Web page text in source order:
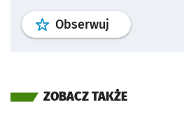
Obserwuj profil
ZOBACZ TAKŻE